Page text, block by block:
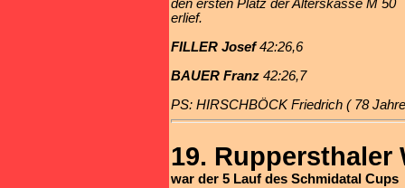
den ersten Platz der Alterskasse M 50
erlief.
FILLER Josef42:26,6
BAUER Franz 42:26,7
PS: HIRSCHBÖCK Friedrich ( 78
19. Ruppersthaler
war der 5 Lauf des Schmidatal Cups